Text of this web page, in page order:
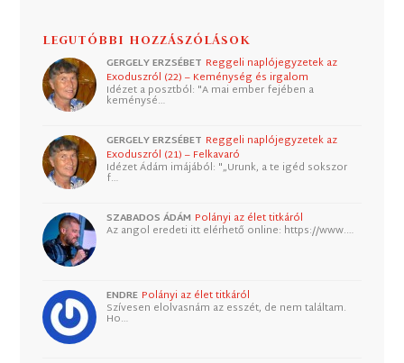
LEGUTÓBBI HOZZÁSZÓLÁSOK
GERGELY ERZSÉBET Reggeli naplójegyzetek az
Exoduszról (22) – Keménység és irgalom
Idézet a posztból: "A mai ember fejében a
keménysé…
GERGELY ERZSÉBET Reggeli naplójegyzetek az
Exoduszról (21) – Felkavaró
Idézet Ádám imájából: "„Urunk, a te igéd sokszor
f…
SZABADOS ÁDÁM Polányi az élet titkáról
Az angol eredeti itt elérhető online: https://www.…
ENDRE Polányi az élet titkáról
Szívesen elolvasnám az esszét, de nem találtam.
Ho…